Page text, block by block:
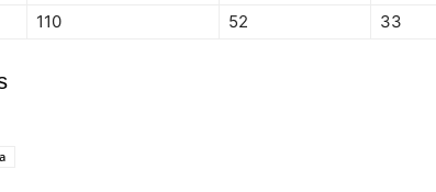
110 52 33